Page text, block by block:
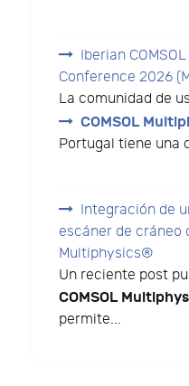
Iberian
Conference 2026
La comunidad de
COMSOL
Portugal tiene una
Integración de
escáner de cráneo
Multiphysics®
Un reciente post
COMSOL
permite...